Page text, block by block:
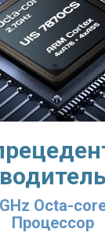
Octa-core
Процессор